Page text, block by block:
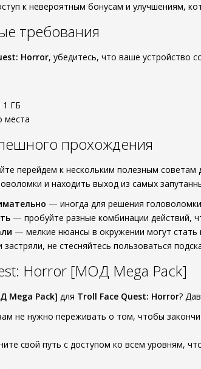
к невероятным бонусам и улучшениям,
требования
Horror, убедитесь, что ваше устройство
1 ГБ
места
прохождения
перейдем к нескольким полезным
и находить выход из самых
— иногда для решения
— пробуйте разные комбинации действий,
— мелкие нюансы в окружении могут стать
не стесняйтесь пользоваться
Horror [МОД Mega Pack]
Mega Pack] для Troll Face Quest: Horror?
не нужно переживать о том, чтобы
свой путь с доступом ко всем уровням,